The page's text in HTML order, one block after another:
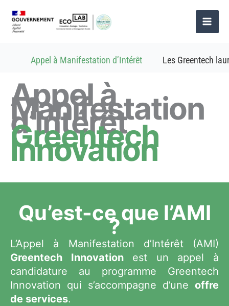
contenu
Appel à Manifestation d’Intérêt Les Greentech
Appel à
Manifestation
d’Intérêt
Greentech
Innovation
Qu’est-ce que l’AMI
?
L’Appel à Manifestation d’Intérêt (AMI)
Greentech Innovationest un appel à
candidature au programme Greentech
Innovation qui s’accompagne d’une offre
de services.